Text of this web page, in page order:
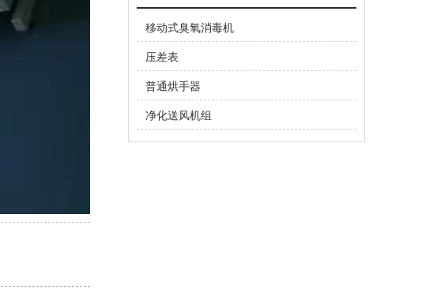
移动式臭氧消毒机
压差表
普通烘手器
净化送风机组